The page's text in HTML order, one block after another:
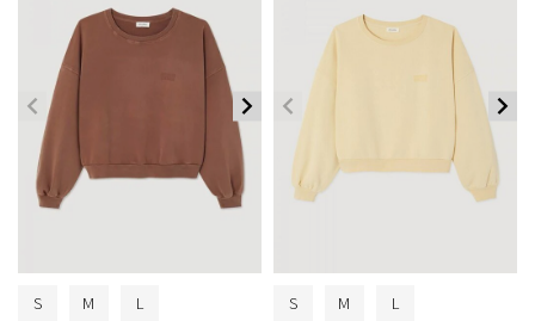
S M L S M L